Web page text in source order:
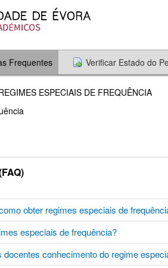
Frequentes Verificar Estado do
ESPECIAIS DE FREQUÊNCIA
obter regimes especiais de
especiais de frequência?
docentes conhecimento do regime